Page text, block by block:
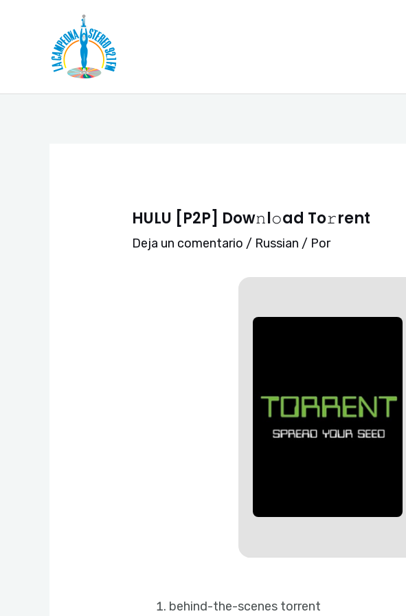
contenido
HULU [P2P] Dow𝚗l𝚘ad To𝚛rent
Deja un comentario / Russian / Por
behind-the-scenes torrent
de
entradas